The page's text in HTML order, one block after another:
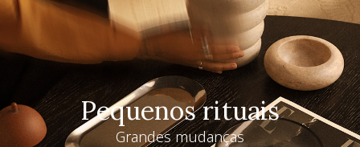
Pequenos rituais
Grandes mudanças